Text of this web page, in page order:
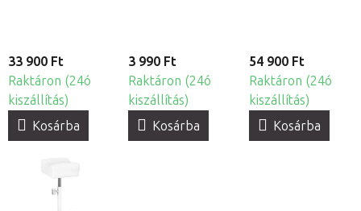
33 900 Ft
Raktáron (24ó
kiszállítás)
Kosárba
3 990 Ft
Raktáron (24ó
kiszállítás)
Kosárba
54 900 Ft
Raktáron (24ó
kiszállítás)
Kosárba